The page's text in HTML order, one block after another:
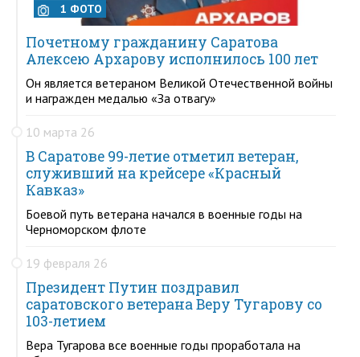
1 ФОТО
Почетному гражданину Саратова
Алексею Архарову исполнилось 100 лет
Он является ветераном Великой Отечественной войны
и награжден медалью «За отвагу»
10 марта 26
В Саратове 99-летие отметил ветеран,
служивший на крейсере «Красный
Кавказ»
Боевой путь ветерана начался в военные годы на
Черноморском флоте
19 февраля 26
Президент Путин поздравил
саратовского ветерана Веру Тугарову со
103-летием
Вера Тугарова все военные годы проработала на